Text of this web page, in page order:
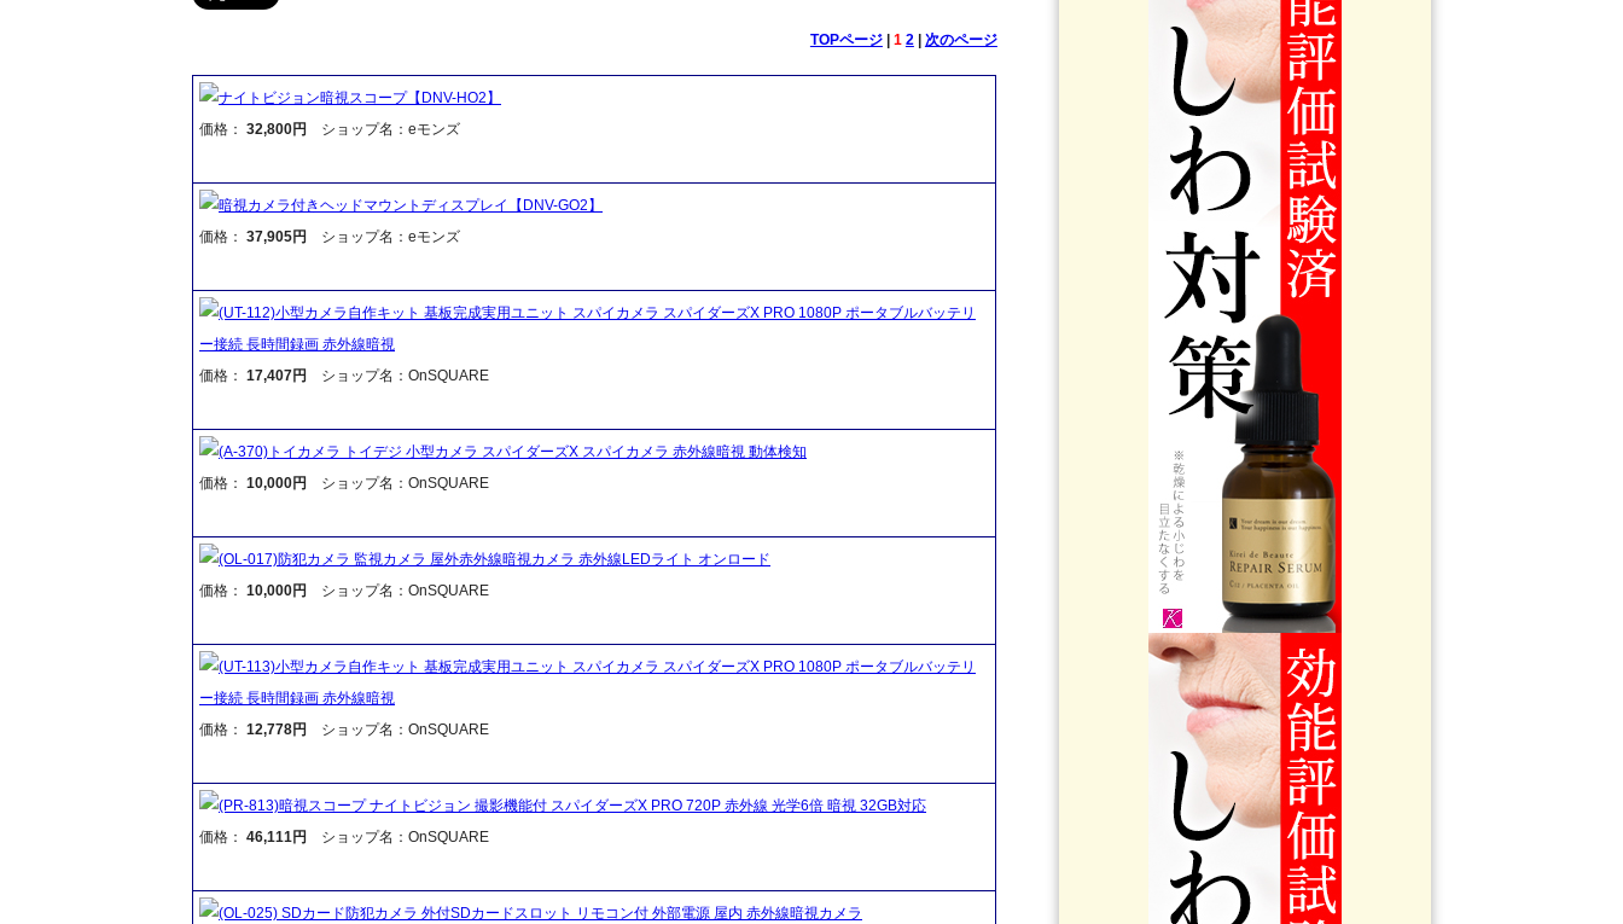
TOPページ| 1 2| 次のページ
ナイトビジョン暗視スコープ【DNV-HO2】
価格： 32,800円 ショップ名：eモンズ
暗視カメラ付きヘッドマウントディスプレイ【DNV-GO2】
価格： 37,905円 ショップ名：eモンズ
(UT-112)小型カメラ自作キット 基板完成実用ユニット スパイカメラ スパイダーズX PRO 1080P ポータブルバッテリ
ー接続 長時間録画 赤外線暗視
価格： 17,407円 ショップ名：OnSQUARE
(A-370)トイカメラ トイデジ 小型カメラ スパイダーズX スパイカメラ 赤外線暗視 動体検知
価格： 10,000円 ショップ名：OnSQUARE
(OL-017)防犯カメラ 監視カメラ 屋外赤外線暗視カメラ 赤外線LEDライト オンロード
価格： 10,000円 ショップ名：OnSQUARE
(UT-113)小型カメラ自作キット 基板完成実用ユニット スパイカメラ スパイダーズX PRO 1080P ポータブルバッテリ
ー接続 長時間録画 赤外線暗視
価格： 12,778円 ショップ名：OnSQUARE
(PR-813)暗視スコープ ナイトビジョン 撮影機能付 スパイダーズX PRO 720P 赤外線 光学6倍 暗視 32GB対応
価格： 46,111円 ショップ名：OnSQUARE
(OL-025) SDカード防犯カメラ 外付SDカードスロット リモコン付 外部電源 屋内 赤外線暗視カメラ